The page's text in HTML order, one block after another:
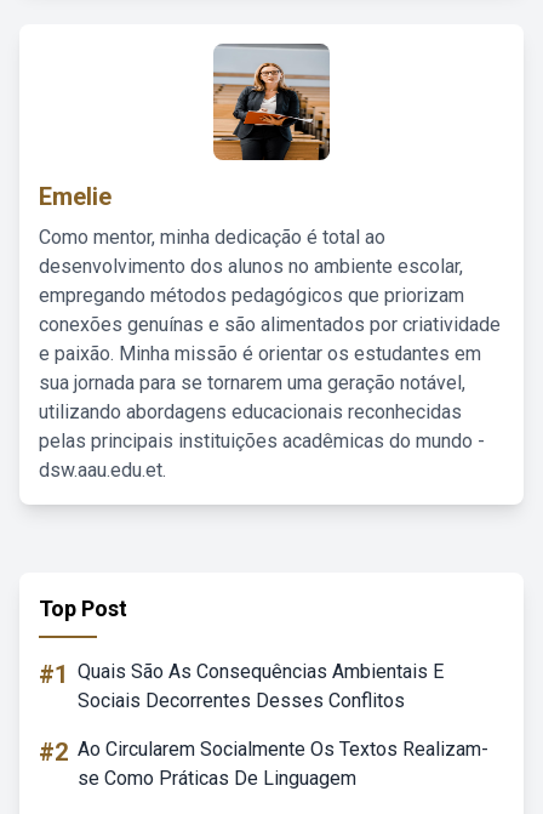
Emelie
Como mentor, minha dedicação é total ao
desenvolvimento dos alunos no ambiente escolar,
empregando métodos pedagógicos que priorizam
conexões genuínas e são alimentados por criatividade
e paixão. Minha missão é orientar os estudantes em
sua jornada para se tornarem uma geração notável,
utilizando abordagens educacionais reconhecidas
pelas principais instituições acadêmicas do mundo -
dsw.aau.edu.et.
Top Post
#1 Quais São As Consequências Ambientais E
Sociais Decorrentes Desses Conflitos
#2 Ao Circularem Socialmente Os Textos Realizam-
se Como Práticas De Linguagem